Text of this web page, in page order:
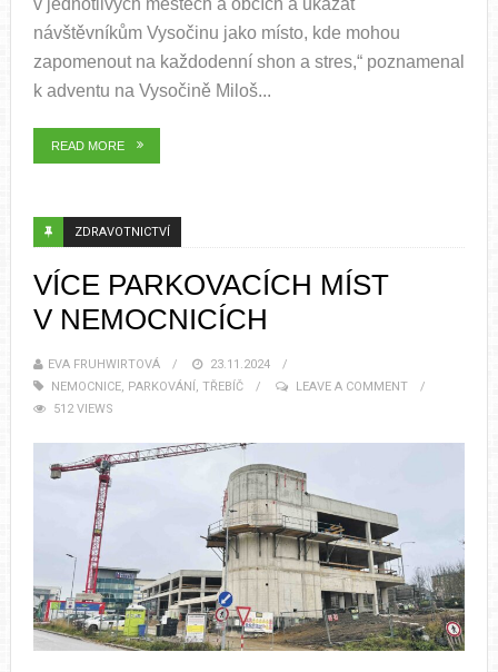
v jednotlivých městech a obcích a ukázat
návštěvníkům Vysočinu jako místo, kde mohou
zapomenout na každodenní shon a stres,“ poznamenal
k adventu na Vysočině Miloš...
READ MORE
ZDRAVOTNICTVÍ
VÍCE PARKOVACÍCH MÍST
V NEMOCNICÍCH
EVA FRUHWIRTOVÁ
23.11.2024
NEMOCNICE, PARKOVÁNÍ, TŘEBÍČ
LEAVE A COMMENT
512 VIEWS